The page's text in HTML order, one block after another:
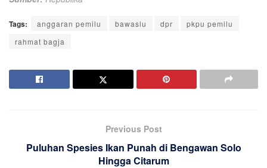
Tags: anggaran pemilu bawaslu dpr
pkpu pemilu
rahmat bagja
Previous Post
Puluhan Spesies Ikan Punah di Bengawan Solo
Hingga Citarum